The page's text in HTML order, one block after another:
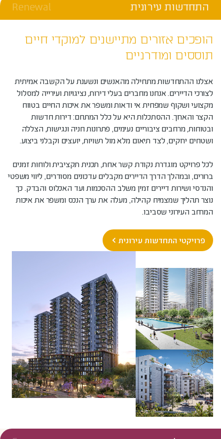
התחדשות עירונית Renewal
הופכים אזורים מתיישנים למוקדי חיים
תוססים ומודרניים
אצלנו ההתחדשות מתחילה מהאנשים ונשענת על הקשבה אמיתית
לצורכי הדיירים. אנחנו מחברים בעלי דירות, נציגויות ועירייה למסלול
מקצועי ושקוף שמפחית אי ודאות ומשפר את איכות החיים בטווח
הקצר והארוך. ההסתכלות היא על כלל המתחם: דירות חדשות
ובטוחות, מרחבים ציבוריים נעימים, פתרונות חניה ונגישות, הצללה
ושטחים ירוקים, לצד תיאום מלא מול רשויות, יועצים וקבלני ביצוע.
לכל פרויקט מוגדרת נקודת קשר אחת, תכנית תקציבית ולוחות זמנים
ברורים, ובמהלך הדרך הדיירים מקבלים עדכונים מסודרים, ליווי משפטי
והנדסי ושירות דיירים זמין משלב ההסכמות ועד האכלוס והבדק. כך
נוצר תהליך שמצמיח קהילה, מעלה את ערך הנכס ומשפר את איכות
המרחב העירוני שסביבו.
פרויקטי התחדשות עירונית